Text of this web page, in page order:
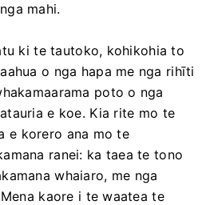
mahi.
ki te tautoko, kohikohia to
o nga hapa me nga rihīti
poto o nga
e koe. Kia rite mo te
e korero ana mo te
ranei: ka taea te tono
whaiaro, me nga
kaore i te waatea te